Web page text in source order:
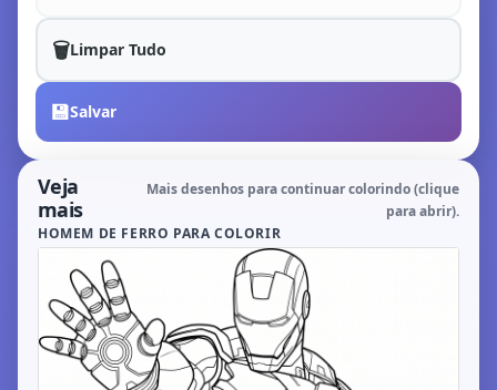
🗑️Limpar Tudo
💾Salvar
Veja
mais
Mais desenhos para continuar colorindo (clique
para abrir).
HOMEM DE FERRO PARA COLORIR